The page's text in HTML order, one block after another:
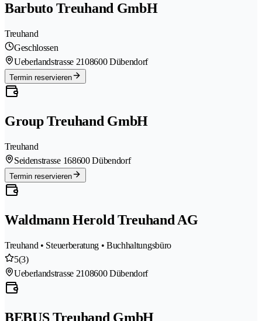
Barbuto Treuhand GmbH
Treuhand
Geschlossen
Ueberlandstrasse 2108600 Dübendorf
Termin reservieren
Group Treuhand GmbH
Treuhand
Seidenstrasse 168600 Dübendorf
Termin reservieren
Waldmann Herold Treuhand AG
Treuhand • Steuerberatung • Buchhaltungsbüro
5(3)
Ueberlandstrasse 2108600 Dübendorf
BEBUS Treuhand GmbH